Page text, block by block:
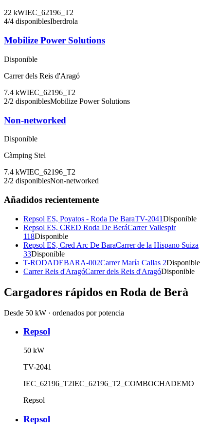
22 kWIEC_62196_T2
4/4 disponiblesIberdrola
Mobilize Power Solutions
Disponible
Carrer dels Reis d'Aragó
7.4 kWIEC_62196_T2
2/2 disponiblesMobilize Power Solutions
Non-networked
Disponible
Càmping Stel
7.4 kWIEC_62196_T2
2/2 disponiblesNon-networked
Añadidos recientemente
Repsol ES, Poyatos - Roda De BaraTV-2041Disponible
Repsol ES, CRED Roda De BeráCarrer Vallespir
118Disponible
Repsol ES, Cred Arc De BaraCarrer de la Hispano Suiza
33Disponible
T-RODADEBARA-002Carrer María Callas 2Disponible
Carrer Reis d'AragóCarrer dels Reis d'AragóDisponible
Cargadores rápidos en Roda de Berà
Desde 50 kW · ordenados por potencia
Repsol
50 kW
TV-2041
IEC_62196_T2IEC_62196_T2_COMBOCHADEMO
Repsol
Repsol